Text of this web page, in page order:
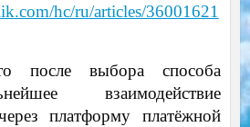
hc/ru/articles/36001621
после выбора способа
взаимодействие
платформу платёжной